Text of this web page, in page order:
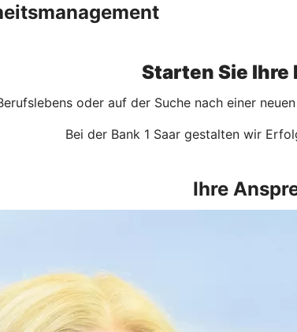
Starten Sie Ihre
oder auf der Suche nach einer
Bei der Bank 1 Saar gestalten wir
Ihre